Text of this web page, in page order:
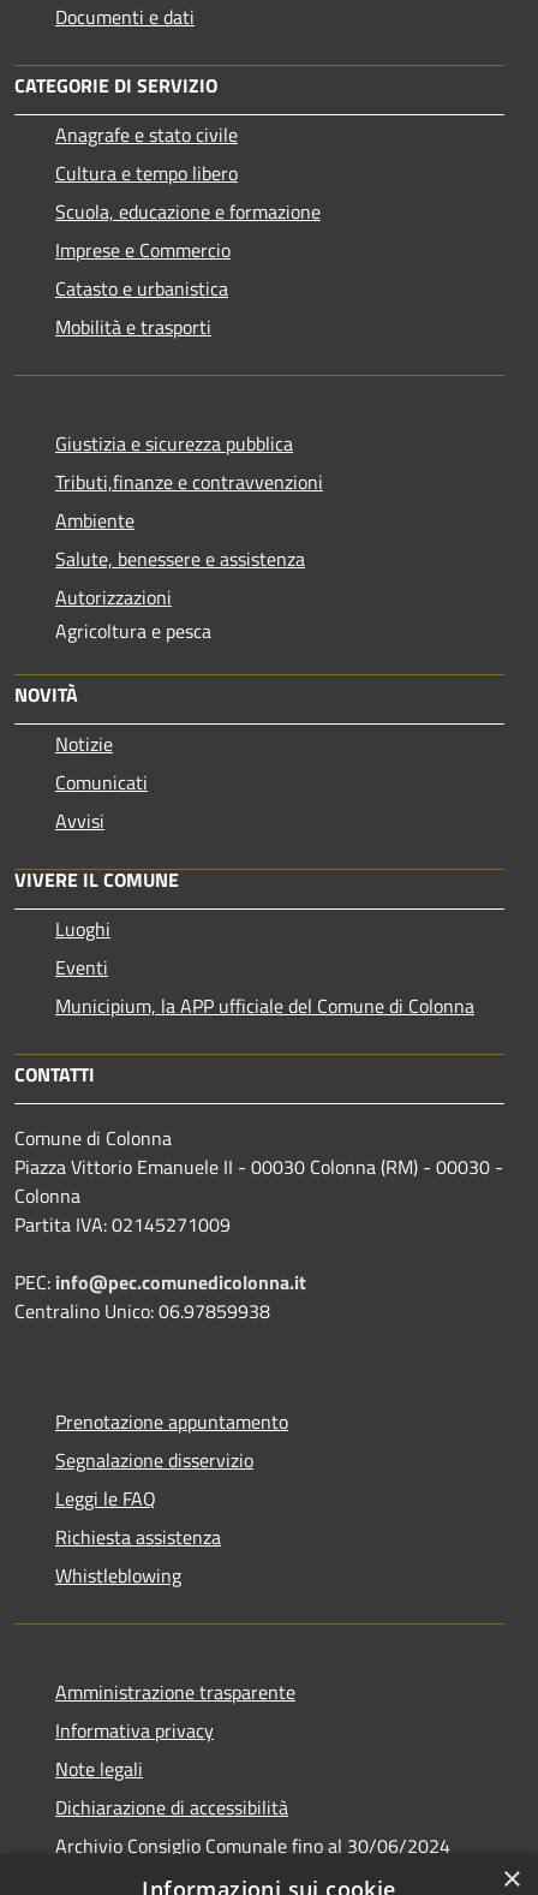
Documenti e dati
CATEGORIE DI SERVIZIO
Anagrafe e stato civile
Cultura e tempo libero
Scuola, educazione e formazione
Imprese e Commercio
Catasto e urbanistica
Mobilità e trasporti
Giustizia e sicurezza pubblica
Tributi,finanze e contravvenzioni
Ambiente
Salute, benessere e assistenza
Autorizzazioni
Agricoltura e pesca
NOVITÀ
Notizie
Comunicati
Avvisi
VIVERE IL COMUNE
Luoghi
Eventi
Municipium, la APP ufficiale del Comune di Colonna
CONTATTI
Comune di Colonna
Piazza Vittorio Emanuele II - 00030 Colonna (RM) - 00030 -
Colonna
Partita IVA: 02145271009
PEC: info@pec.comunedicolonna.it
Centralino Unico: 06.97859938
Prenotazione appuntamento
Segnalazione disservizio
Leggi le FAQ
Richiesta assistenza
Whistleblowing
Amministrazione trasparente
Informativa privacy
Note legali
Dichiarazione di accessibilità
Archivio Consiglio Comunale fino al 30/06/2024
Consiglio Comunale Online
×
Informazioni sui cookie